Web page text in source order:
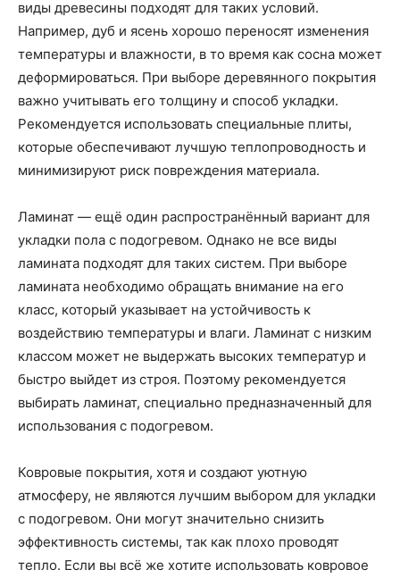
виды древесины подходят для таких условий.
Например, дуб и ясень хорошо переносят изменения
температуры и влажности, в то время как сосна может
деформироваться. При выборе деревянного покрытия
важно учитывать его толщину и способ укладки.
Рекомендуется использовать специальные плиты,
которые обеспечивают лучшую теплопроводность и
минимизируют риск повреждения материала.
Ламинат — ещё один распространённый вариант для
укладки пола с подогревом. Однако не все виды
ламината подходят для таких систем. При выборе
ламината необходимо обращать внимание на его
класс, который указывает на устойчивость к
воздействию температуры и влаги. Ламинат с низким
классом может не выдержать высоких температур и
быстро выйдет из строя. Поэтому рекомендуется
выбирать ламинат, специально предназначенный для
использования с подогревом.
Ковровые покрытия, хотя и создают уютную
атмосферу, не являются лучшим выбором для укладки
с подогревом. Они могут значительно снизить
эффективность системы, так как плохо проводят
тепло. Если вы всё же хотите использовать ковровое